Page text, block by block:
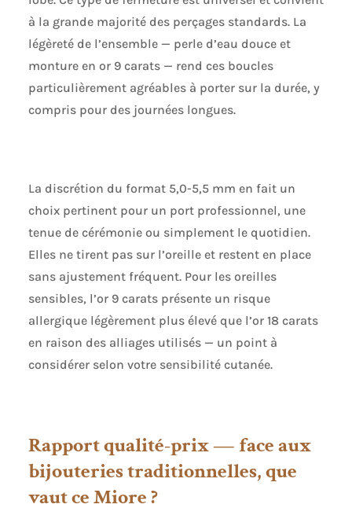
à la grande majorité des perçages standards. La
légèreté de l’ensemble — perle d’eau douce et
monture en or 9 carats — rend ces boucles
particulièrement agréables à porter sur la durée, y
compris pour des journées longues.
La discrétion du format 5,0-5,5 mm en fait un
choix pertinent pour un port professionnel, une
tenue de cérémonie ou simplement le quotidien.
Elles ne tirent pas sur l’oreille et restent en place
sans ajustement fréquent. Pour les oreilles
sensibles, l’or 9 carats présente un risque
allergique légèrement plus élevé que l’or 18 carats
en raison des alliages utilisés — un point à
considérer selon votre sensibilité cutanée.
Rapport qualité-prix — face aux
bijouteries traditionnelles, que
vaut ce Miore ?